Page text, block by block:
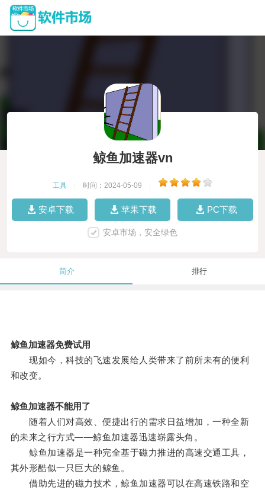
鲸鱼加速器vn
工具 时间：2024-05-09
安卓下载 苹果下载 PC下载
安卓市场，安全绿色
简介 排行
鲸鱼加速器免费试用
现如今，科技的飞速发展给人类带来了前所未有的便利
和改变。
鲸鱼加速器不能用了
随着人们对高效、便捷出行的需求日益增加，一种全新
的未来之行方式——鲸鱼加速器迅速崭露头角。
鲸鱼加速器是一种完全基于磁力推进的高速交通工具，
其外形酷似一只巨大的鲸鱼。
借助先进的磁力技术，鲸鱼加速器可以在高速铁路和空